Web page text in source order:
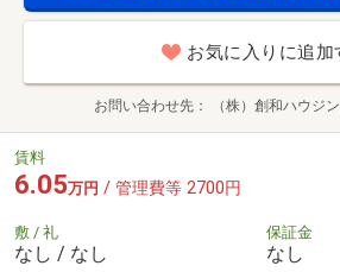
お気に入りに追加
お問い合わせ先 （株）創和ハウジ
賃料
6.05万円 / 管理費等 2700円
敷 / 礼
なし / なし
保証金
なし